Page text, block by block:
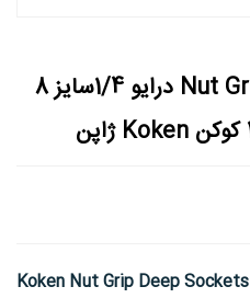
بکس مخصوص Nut Grip Deep درایو 1/4سایز 8
Koken Nut Grip Deep Sockets